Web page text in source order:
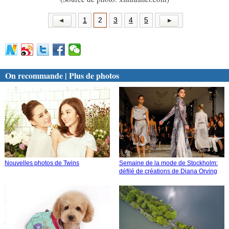
1 2 3 4 5
On recommande | Plus de photos
Nouvelles photos de Twins
Semaine de la mode de Stockholm:
défilé de créations de Diana Orving